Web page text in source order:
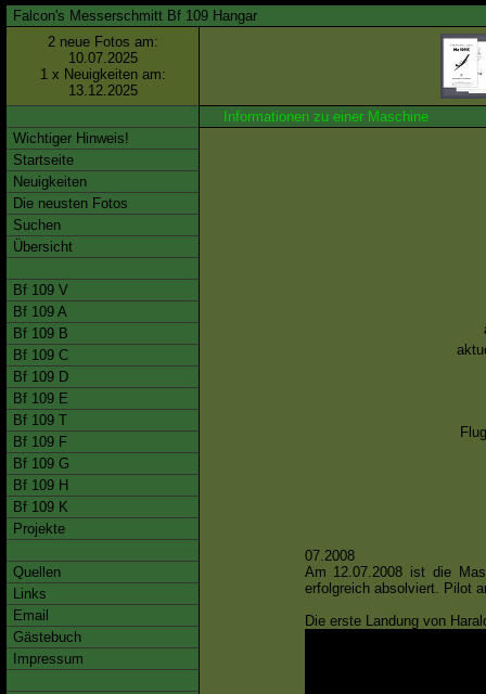
Falcon's Messerschmitt Bf 109 Hangar
2 neue Fotos am:
10.07.2025
1 x Neuigkeiten am:
13.12.2025
Wichtiger Hinweis!
Startseite
Neuigkeiten
Die neusten Fotos
Suchen
Übersicht
Bf 109 V
Bf 109 A
Bf 109 B
Bf 109 C
Bf 109 D
Bf 109 E
Bf 109 T
Bf 109 F
Bf 109 G
Bf 109 H
Bf 109 K
Projekte
Quellen
Links
Email
Gästebuch
Impressum
Informationen zu einer Maschine
07.2008
Am 12.07.2008 ist die
erfolgreich absolviert. Pilot
Die erste Landung von